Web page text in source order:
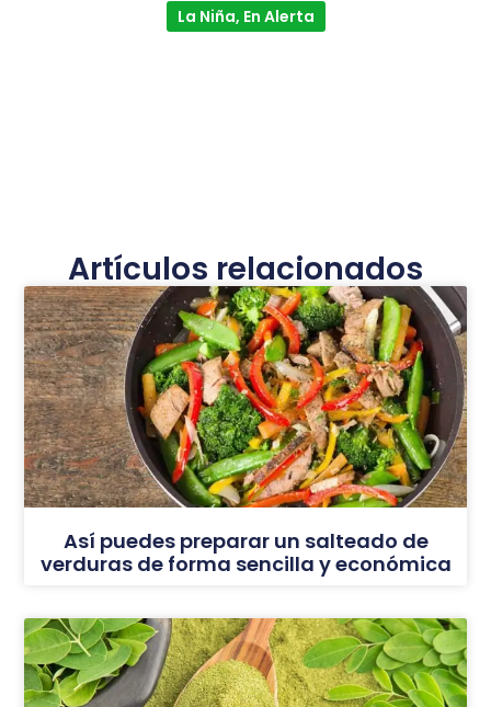
La Niña, En Alerta
Artículos relacionados
Así puedes preparar un salteado de
verduras de forma sencilla y económica